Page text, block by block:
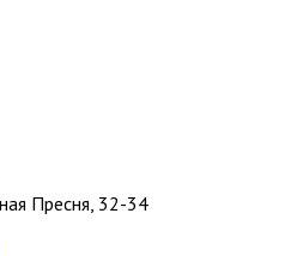
Пресня, 32-34